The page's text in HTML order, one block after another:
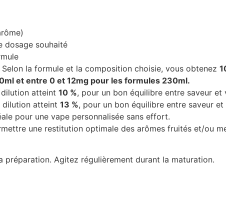
dosage souhaité
la formule et la composition choisie, vous obtenez
et entre 0 et 12mg pour les formules 230ml.
atteint 10 %, pour un bon équilibre entre saveur et
dilution atteint 13 %, pour un bon équilibre entre saveur et
pour une vape personnalisée sans effort.
une restitution optimale des arômes fruités et/ou
Agitez régulièrement durant la maturation.